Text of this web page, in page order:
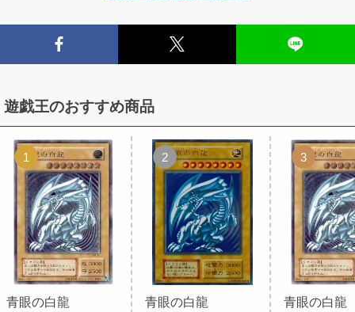
遊戯王のおすすめ商品
1
青眼の白龍
2
青眼の白龍
3
青眼の白龍